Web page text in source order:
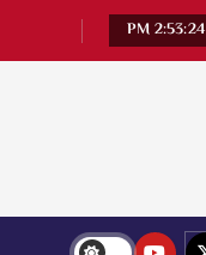
2:53:26 PM